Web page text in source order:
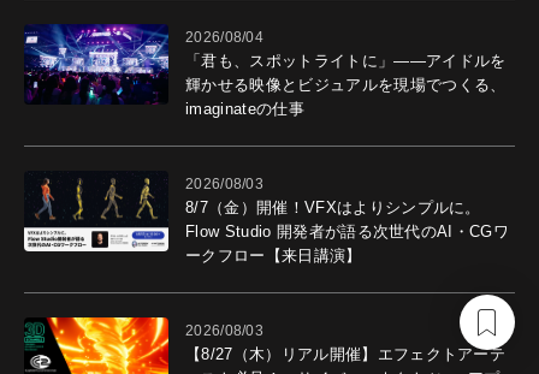
2026/08/04
「君も、スポットライトに」――アイドルを
輝かせる映像とビジュアルを現場でつくる、
imaginateの仕事
2026/08/03
8/7（金）開催！VFXはよりシンプルに。
Flow Studio 開発者が語る次世代のAI・CGワ
ークフロー【来日講演】
2026/08/03
【8/27（木）リアル開催】エフェクトアーテ